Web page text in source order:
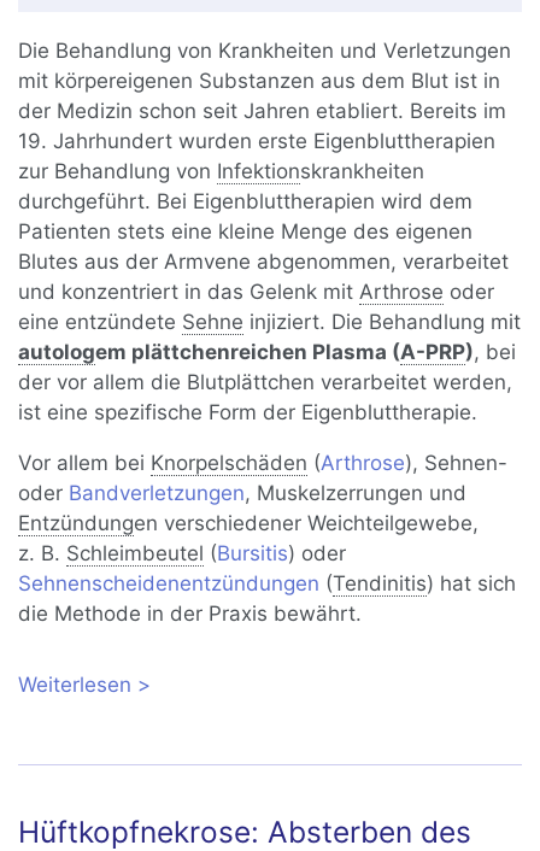
Die Behandlung von Krankheiten und Verletzungen
mit körpereigenen Substanzen aus dem Blut ist in
der Medizin schon seit Jahren etabliert. Bereits im
19. Jahrhundert wurden erste Eigenbluttherapien
zur Behandlung von Infektionskrankheiten
durchgeführt. Bei Eigenbluttherapien wird dem
Patienten stets eine kleine Menge des eigenen
Blutes aus der Armvene abgenommen, verarbeitet
und konzentriert in das Gelenk mit Arthrose oder
eine entzündete Sehne injiziert. Die Behandlung mit
autologem plättchenreichen Plasma (A-PRP), bei
der vor allem die Blutplättchen verarbeitet werden,
ist eine spezifische Form der Eigenbluttherapie.
Vor allem bei Knorpelschäden (Arthrose), Sehnen-
oder Bandverletzungen, Muskelzerrungen und
Entzündungen verschiedener Weichteilgewebe,
z. B. Schleimbeutel (Bursitis) oder
Sehnenscheidenentzündungen (Tendinitis) hat sich
die Methode in der Praxis bewährt.
Weiterlesen über Autologes plättchenreiches
Hüftkopfnekrose: Absterben des